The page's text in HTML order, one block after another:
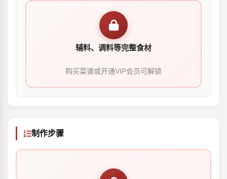
辅料、调料等完整食材
购买菜谱或开通VIP会员可解锁
制作步骤